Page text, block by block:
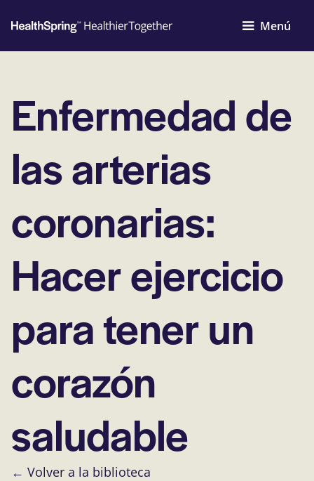
Menú
Enfermedad de
las arterias
coronarias:
Hacer ejercicio
para tener un
corazón
saludable
← Volver a la biblioteca